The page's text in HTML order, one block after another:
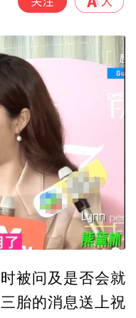
被问及是否会就
胎的消息送上祝